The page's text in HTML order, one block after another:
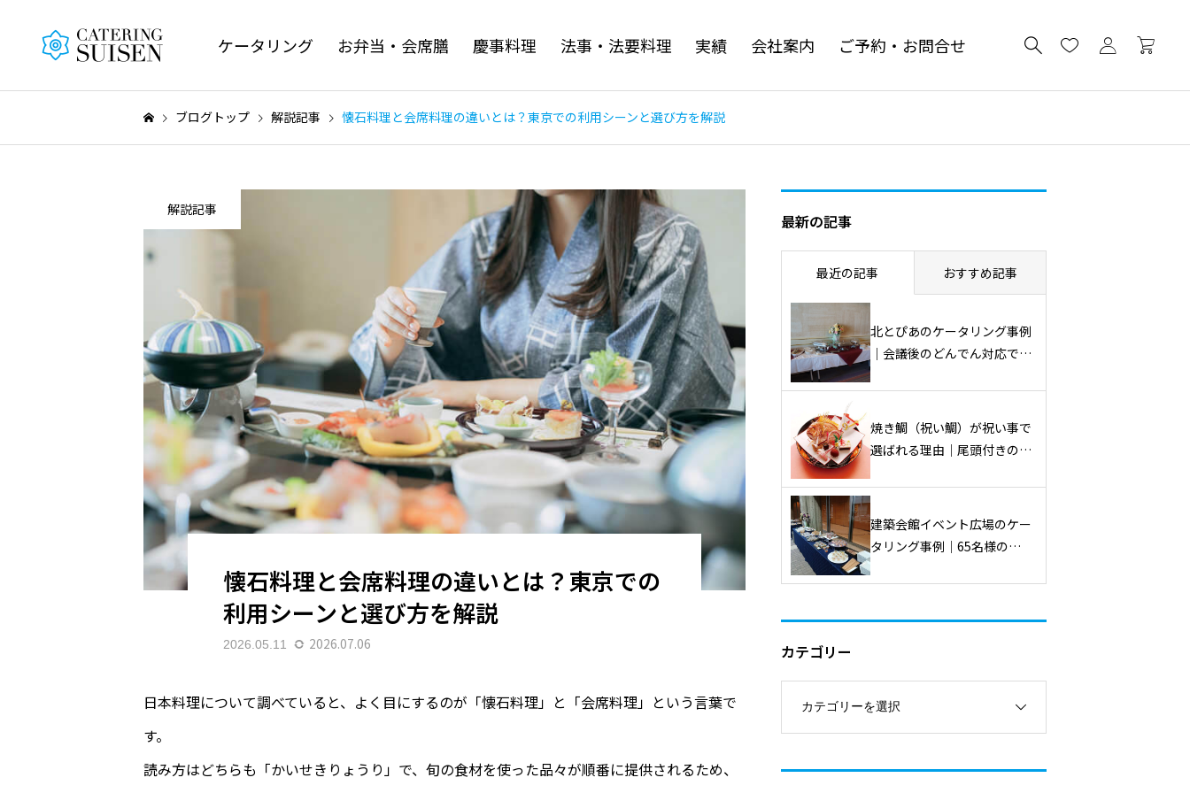
ケータリング お弁当・会席膳 慶事料理 法事・法要料理 実績 会社案内 ご予約・お問合せ
ブログトップ 解説記事 懐石料理と会席料理の違いとは？東京での利用シーンと選び方を解説
解説記事
懐石料理と会席料理の違いとは？東京での
利用シーンと選び方を解説
2026.05.11 2026.07.06
日本料理について調べていると、よく目にするのが「懐石料理」と「会席料理」という言葉で
す。
読み方はどちらも「かいせきりょうり」で、旬の食材を使った品々が順番に提供されるため、
最新の記事
最近の記事 おすすめ記事
北とぴあのケータリング事例
｜会議後のどんでん対応で
焼き鯛（祝い鯛）が祝い事で
選ばれる理由｜尾頭付きの意
建築会館イベント広場のケー
タリング事例｜65名様の屋
カテゴリー